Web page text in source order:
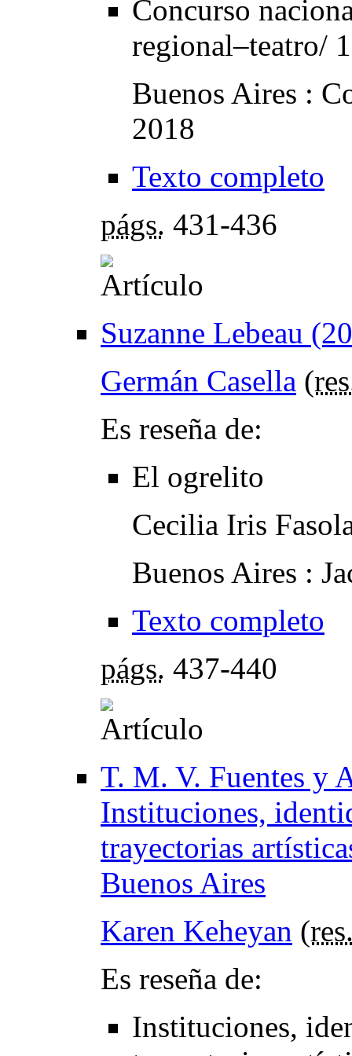
Concurso
regional–teatro/
Buenos Aires :
2018
Texto completo
págs. 431-436
Suzanne Lebeau
Germán Casella (
Es reseña de:
El ogrelito
Cecilia Iris
Buenos Aires :
Texto completo
págs. 437-440
T. M. V. Fuentes y
Instituciones,
trayectorias
Buenos Aires
Karen Keheyan (
Es reseña de:
Instituciones,